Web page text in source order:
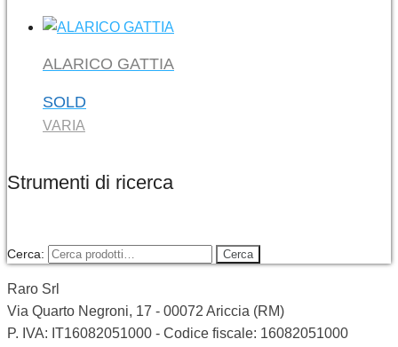
ALARICO GATTIA
SOLD
VARIA
Strumenti di ricerca
Cerca: Cerca
Raro Srl
Via Quarto Negroni, 17 - 00072 Ariccia (RM)
P. IVA: IT16082051000 - Codice fiscale: 16082051000